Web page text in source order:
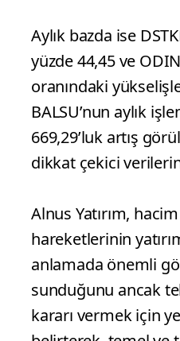
Aylık bazda ise
yüzde 44,45 ve
oranındaki
BALSU’nun aylık
669,29’luk artış
dikkat çekici
Alnus Yatırım,
hareketlerinin
anlamada önemli
sunduğunu ancak
kararı vermek için